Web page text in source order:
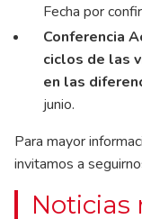
Fecha por
Conferencia
ciclos de las
en las
junio.
Para mayor
invitamos a
Noticias